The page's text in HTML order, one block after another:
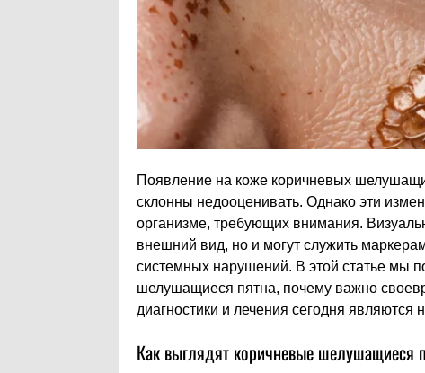
Появление на коже коричневых
склонны недооценивать. Однако эти
организме, требующих внимания.
внешний вид, но и могут служить
системных нарушений. В этой статье мы
шелушащиеся пятна, почему важно
диагностики и лечения сегодня
Как выглядят коричневые шелушащиеся